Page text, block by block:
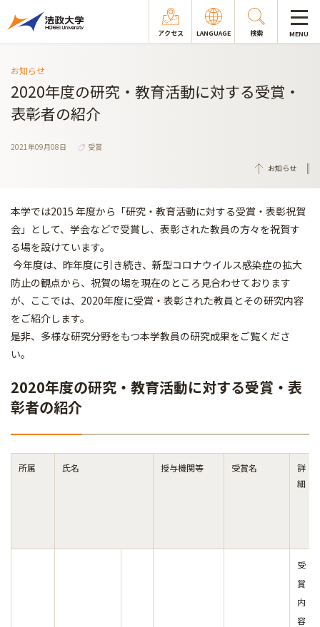
アクセス LANGUAGE 検索 MENU
お知らせ
2020年度の研究・教育活動に対する受賞・
表彰者の紹介
2021年09月08日
受賞
お知らせ
本学では2015 年度から「研究・教育活動に対する受賞・表彰祝賀
会」として、学会などで受賞し、表彰された教員の方々を祝賀す
る場を設けています。
今年度は、昨年度に引き続き、新型コロナウイルス感染症の拡大
防止の観点から、祝賀の場を現在のところ見合わせております
が、ここでは、2020年度に受賞・表彰された教員とその研究内容
をご紹介します。
是非、多様な研究分野をもつ本学教員の研究成果をご覧くださ
い。
2020年度の研究・教育活動に対する受賞・表
彰者の紹介
所属 氏名 授与機関等 受賞名
詳
細
受
賞
内
容